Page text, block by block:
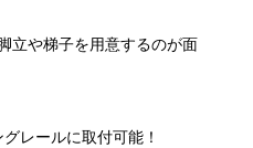
立や梯子を用意するのが面
レールに取付可能！